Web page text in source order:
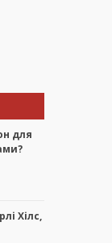
для
Хілс,